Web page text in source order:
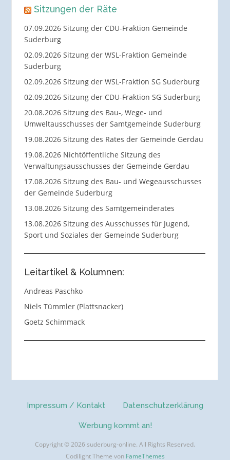
Sitzungen der Räte
07.09.2026 Sitzung der CDU-Fraktion Gemeinde
Suderburg
02.09.2026 Sitzung der WSL-Fraktion Gemeinde
Suderburg
02.09.2026 Sitzung der WSL-Fraktion SG Suderburg
02.09.2026 Sitzung der CDU-Fraktion SG Suderburg
20.08.2026 Sitzung des Bau-, Wege- und
Umweltausschusses der Samtgemeinde Suderburg
19.08.2026 Sitzung des Rates der Gemeinde Gerdau
19.08.2026 Nichtöffentliche Sitzung des
Verwaltungsausschusses der Gemeinde Gerdau
17.08.2026 Sitzung des Bau- und Wegeausschusses
der Gemeinde Suderburg
13.08.2026 Sitzung des Samtgemeinderates
13.08.2026 Sitzung des Ausschusses für Jugend,
Sport und Soziales der Gemeinde Suderburg
Leitartikel & Kolumnen:
Andreas Paschko
Niels Tümmler (Plattsnacker)
Goetz Schimmack
Impressum / Kontakt Datenschutzerklärung
Werbung kommt an!
Copyright © 2026 suderburg-online. All Rights Reserved.
Codilight Theme von FameThemes